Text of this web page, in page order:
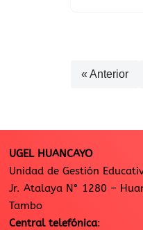
« Anterior
UGEL HUANCAYO
Unidad de Gestión
Jr. Atalaya N° 1280 –
Tambo
Central telefónica: